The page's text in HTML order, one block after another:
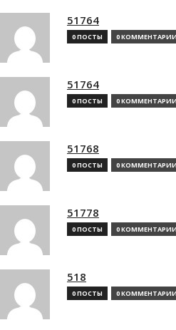
51764
0 ПОСТЫ 0 КОММЕНТАРИИ
51764
0 ПОСТЫ 0 КОММЕНТАРИИ
51768
0 ПОСТЫ 0 КОММЕНТАРИИ
51778
0 ПОСТЫ 0 КОММЕНТАРИИ
518
0 ПОСТЫ 0 КОММЕНТАРИИ